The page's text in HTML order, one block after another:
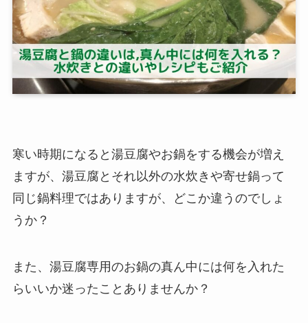
寒い時期になると湯豆腐やお鍋をする機会が増え
ますが、湯豆腐とそれ以外の水炊きや寄せ鍋って
同じ鍋料理ではありますが、どこか違うのでしょ
うか？
また、湯豆腐専用のお鍋の真ん中には何を入れた
らいいか迷ったことありませんか？